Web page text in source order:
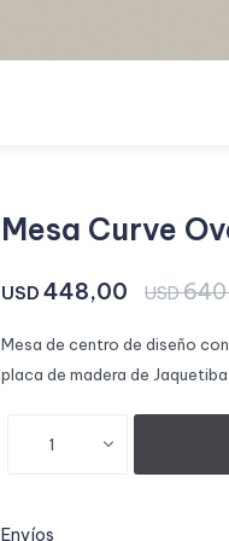
Mesa Curve
USD 448,00 USD
Mesa de centro de diseño
placa de madera de
1
Envíos